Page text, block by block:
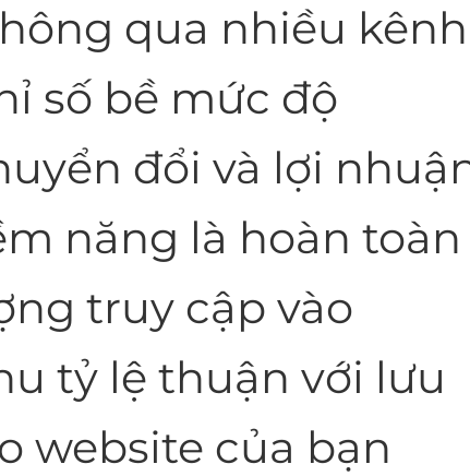
qua nhiều kênh
số bề mức độ
đổi và lợi
năng là hoàn toàn
truy cập vào
tỷ lệ thuận với lưu
website của bạn